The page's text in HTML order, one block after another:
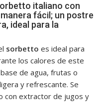
italiano con
fácil; un postre
ideal para la
sorbetto es ideal para
los calores de este
de agua, frutas o
y refrescante. Se
con extractor de jugos y